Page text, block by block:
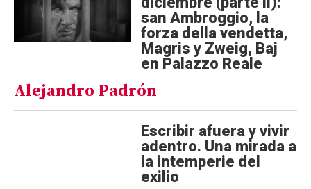
san Ambroggio, la
forza della vendetta,
Magris y Zweig, Baj
en Palazzo Reale
Alejandro Padrón
Escribir afuera y vivir
adentro. Una mirada a
la intemperie del
exilio